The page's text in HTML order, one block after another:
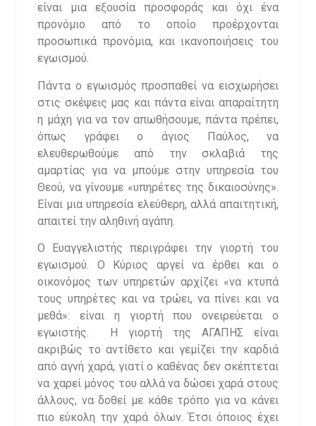
είναι μια εξουσία προσφοράς και όχι ένα
προνόμιο από το οποίο προέρχονται
προσωπικά προνόμια, και ικανοποιήσεις του
εγωισμού.
Πάντα ο εγωισμός προσπαθεί να εισχωρήσει
στις σκέψεις μας και πάντα είναι απαραίτητη
η μάχη για να τον απωθήσουμε, πάντα πρέπει,
όπως γράφει ο άγιος Παύλος, να
ελευθερωθούμε από την σκλαβιά της
αμαρτίας για να μπούμε στην υπηρεσία του
Θεού, να γίνουμε «υπηρέτες της δικαιοσύνης».
Είναι μια υπηρεσία ελεύθερη, αλλά απαιτητική,
απαιτεί την αληθινή αγάπη.
Ο Ευαγγελιστής περιγράφει την γιορτή του
εγωισμού. Ο Κύριος αργεί να έρθει και ο
οικονόμος των υπηρετών αρχίζει «να κτυπά
τους υπηρέτες και να τρώει, να πίνει και να
μεθά»: είναι η γιορτή που ονειρεύεται ο
εγωιστής. Η γιορτή της ΑΓΑΠΗΣ είναι
ακριβώς το αντίθετο και γεμίζει την καρδιά
από αγνή χαρά, γιατί ο καθένας δεν σκέπτεται
να χαρεί μόνος του αλλά να δώσει χαρά στους
άλλους, να δοθεί με κάθε τρόπο για να κάνει
πιο εύκολη την χαρά όλων. Έτσι όποιος έχει